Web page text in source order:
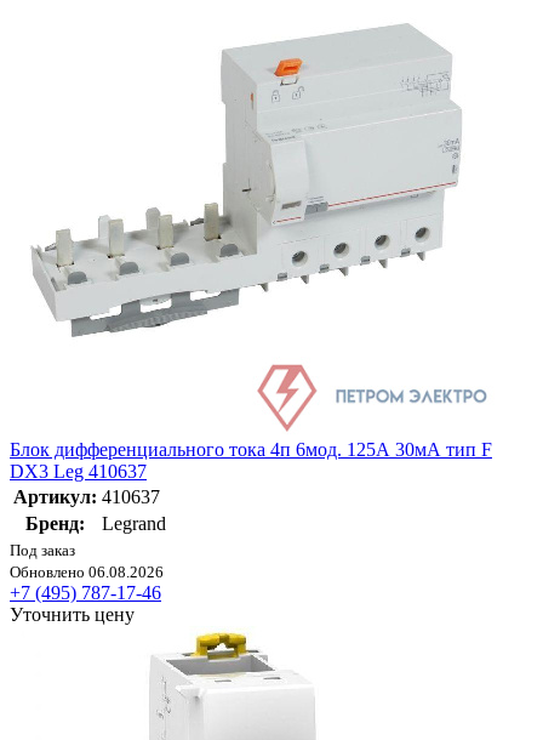
Блок дифференциального тока 4п 6мод. 125А 30мА тип F
DX3 Leg 410637
Артикул: 410637
Бренд:
Legrand
Под заказ
Обновлено 06.08.2026
+7 (495) 787-17-46
Уточнить цену